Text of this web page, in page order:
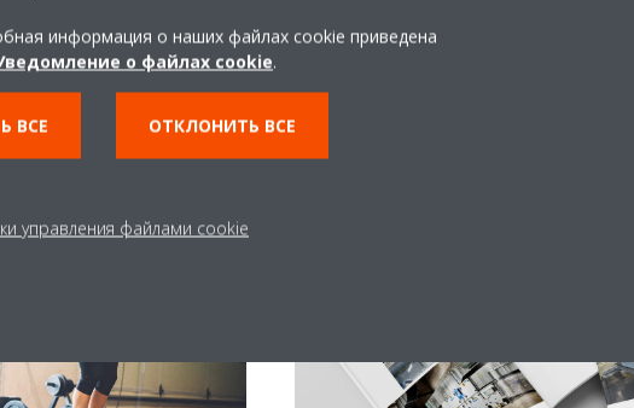
информация о наших файлах cookie приведена
о файлах cookie.
ВСЕ ОТКЛОНИТЬ ВСЕ
управления файлами cookie